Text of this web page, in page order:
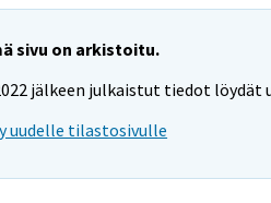
sivu on arkistoitu.
jälkeen julkaistut tiedot
uudelle tilastosivulle